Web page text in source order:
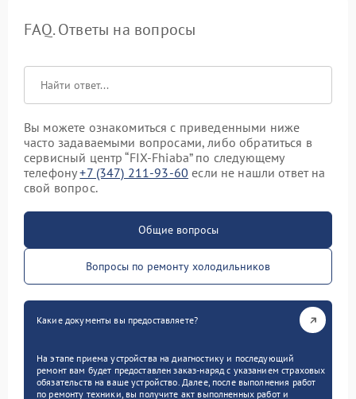
FAQ. Ответы на вопросы
Вы можете ознакомиться с приведенными ниже
часто задаваемыми вопросами, либо обратиться в
сервисный центр “FIX-Fhiaba” по следующему
телефону+7 (347) 211-93-60 если не нашли ответ на
свой вопрос.
Общие вопросы
Вопросы по ремонту холодильников
Какие документы вы предоставляете?
На этапе приема устройства на диагностику и последующий
ремонт вам будет предоставлен заказ-наряд с указанием страховых
обязательств на ваше устройство. Далее, после выполнения работ
по ремонту техники, вы получите акт выполненных работ и